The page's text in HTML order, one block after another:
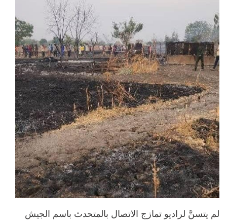
لم يتسنَّ لراديو تمازج الاتصال بالمتحدث باسم الجيش